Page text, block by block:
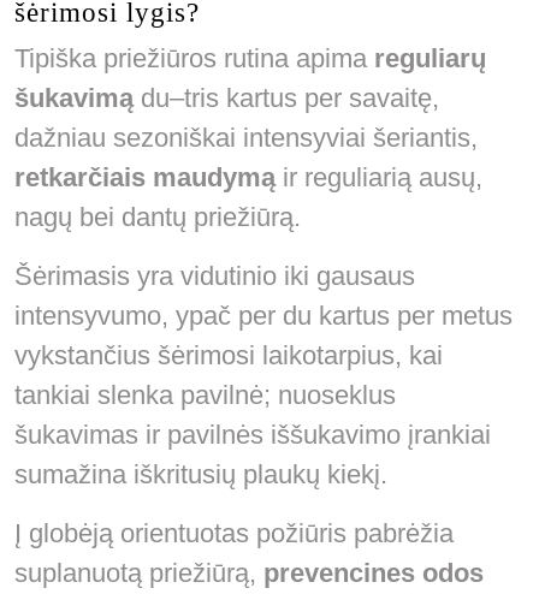
šėrimosi lygis?
Tipiška priežiūros rutina apima reguliarų
šukavimądu–tris kartus per savaitę,
dažniau sezoniškai intensyviai šeriantis,
retkarčiais maudymąir reguliarią ausų,
nagų bei dantų priežiūrą.
Šėrimasis yra vidutinio iki gausaus
intensyvumo, ypač per du kartus per metus
vykstančius šėrimosi laikotarpius, kai
tankiai slenka pavilnė; nuoseklus
šukavimas ir pavilnės iššukavimo įrankiai
sumažina iškritusių plaukų kiekį.
Į globėją orientuotas požiūris pabrėžia
suplanuotą priežiūrą, prevencines odos